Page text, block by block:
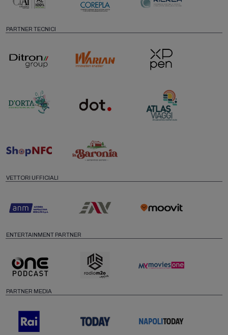
PARTNER TECNICI
VETTORI UFFICIALI
ENTERTAINMENT PARTNER
PARTNER MEDIA